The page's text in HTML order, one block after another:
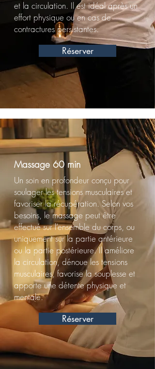
et la circulation. Il est idéal après un
effort physique ou en cas de
contractures persistantes.
Réserver
Massage 60 min
Un soin en profondeur conçu pour
soulager les tensions musculaires et
favoriser la récupération. Selon vos
besoins, le massage peut être
effectué sur l’ensemble du corps, ou
uniquement sur la partie antérieure
ou la partie postérieure. Il améliore
la circulation, dénoue les tensions
musculaires, favorise la souplesse et
apporte une détente physique et
mentale.
Réserver